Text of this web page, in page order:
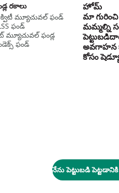
రకాలు
మ్యూచువల్ ఫండ్
ఫండ్
మ్యూచువల్ ఫండ్ల
ఫండ్
హోమ్
మా గురించి
మమ్మల్ని
అవగాహన
కోసం
నేను పెట్టుబడి